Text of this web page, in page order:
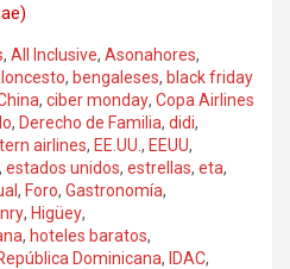
, All Inclusive, Asonahores,
, bengaleses, black friday
, ciber monday, Copa Airlines
, Derecho de Familia, didi,
airlines, EE.UU. , EEUU,
, estados unidos, estrellas, eta,
, Foro, Gastronomía,
, Higüey,
, hoteles baratos,
Dominicana, IDAC,